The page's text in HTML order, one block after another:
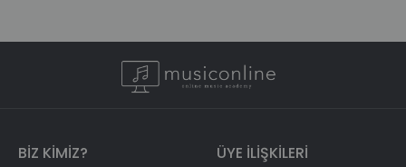
BIZ KIMIZ?
ÜYE ILIŞKILERI